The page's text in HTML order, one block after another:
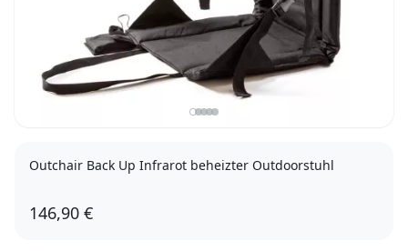
Outchair Back Up Infrarot beheizter Outdoorstuhl
146,90 €